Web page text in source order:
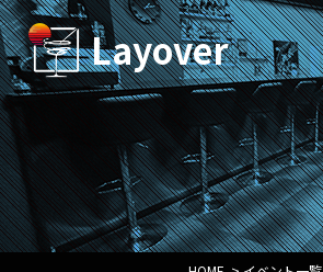
Layover